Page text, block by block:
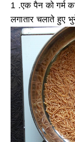
1 .एक पैन को गर्म
लगातार चलाते हुए